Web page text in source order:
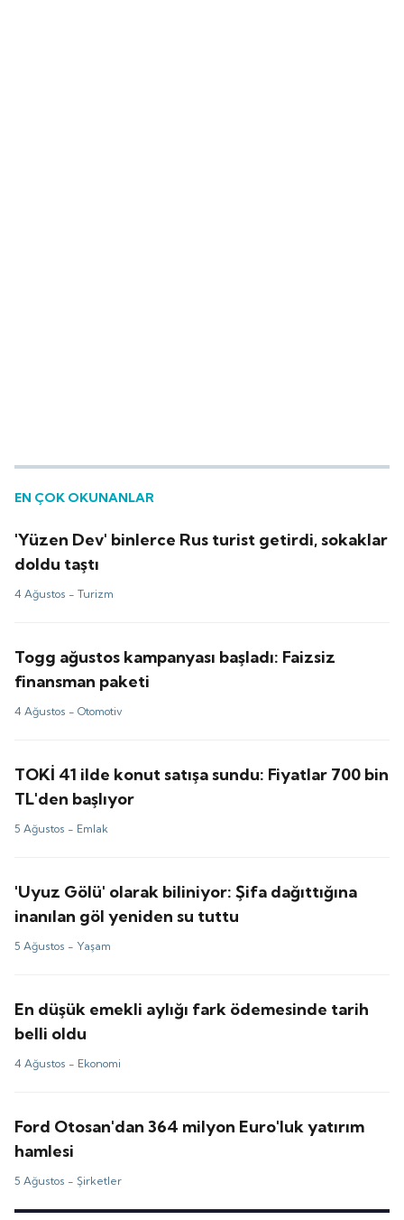
EN ÇOK OKUNANLAR
'Yüzen Dev' binlerce Rus turist getirdi, sokaklar
doldu taştı
4 Ağustos -Turizm
Togg ağustos kampanyası başladı: Faizsiz
finansman paketi
4 Ağustos -Otomotiv
TOKİ 41 ilde konut satışa sundu: Fiyatlar 700 bin
TL'den başlıyor
5 Ağustos - Emlak
'Uyuz Gölü' olarak biliniyor: Şifa dağıttığına
inanılan göl yeniden su tuttu
5 Ağustos - Yaşam
En düşük emekli aylığı fark ödemesinde tarih
belli oldu
4 Ağustos - Ekonomi
Ford Otosan'dan 364 milyon Euro'luk yatırım
hamlesi
5 Ağustos -Şirketler